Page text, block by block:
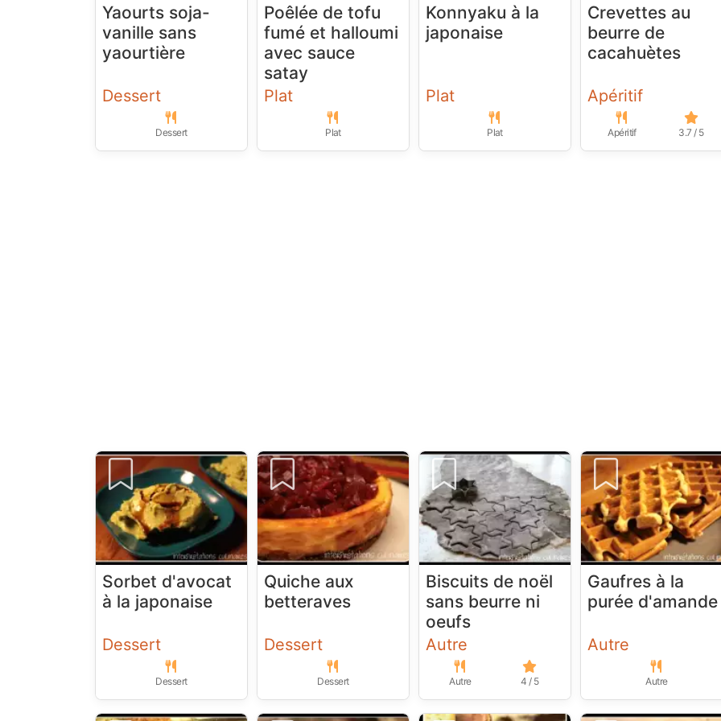
Yaourts soja-
vanille sans
yaourtière
Dessert
Dessert
Poêlée de tofu
fumé et halloumi
avec sauce
satay
Plat
Plat
Konnyaku à la
japonaise
Plat
Plat
Crevettes au
beurre de
cacahuètes
Apéritif
Apéritif 3.7 / 5
Sorbet d'avocat
à la japonaise
Dessert
Dessert
Quiche aux
betteraves
Dessert
Dessert
Biscuits de noël
sans beurre ni
oeufs
Autre
Autre 4 / 5
Gaufres à la
purée d'amande
Autre
Autre